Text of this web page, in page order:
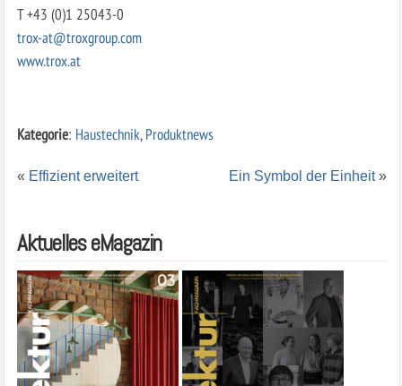
T +43 (0)1 25043-0
trox-at@troxgroup.com
www.trox.at
Kategorie: Haustechnik,Produktnews
« Effizient erweitert Ein Symbol der Einheit»
Aktuelles eMagazin